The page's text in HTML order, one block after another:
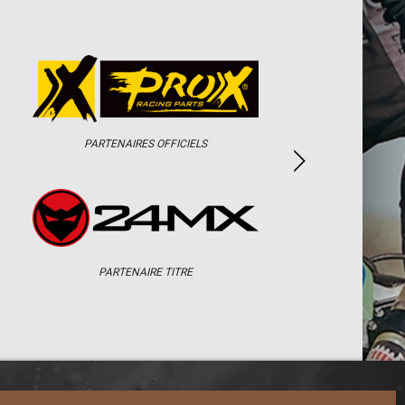
PARTENAIRES OFFICIELS
PARTENAIRE TITRE